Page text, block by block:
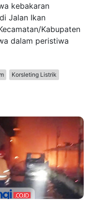
kebakaran
Jalan Ikan
Kabupaten
dalam peristiwa
Korsleting Listrik